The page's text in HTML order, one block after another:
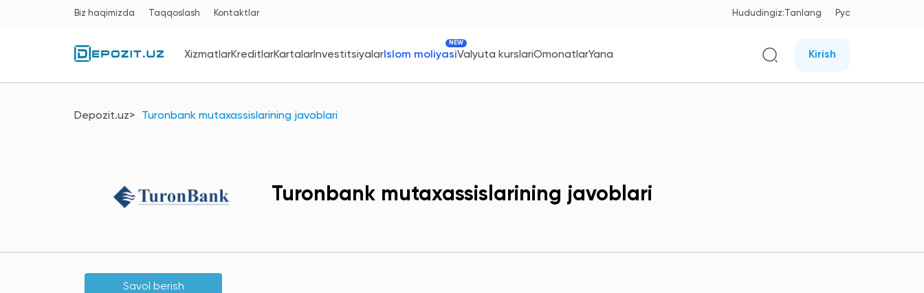
Biz haqimizda Taqqoslash Kontaktlar Hududingiz:Tanlang Рус
XizmatlarKreditlarKartalarInvestitsiyalarIslom moliyasi
NEW
Valyuta kurslariOmonatlarYana Kirish
Depozit.uz Turonbank mutaxassislarining javoblari
Turonbank mutaxassislarining javoblari
Savol berish